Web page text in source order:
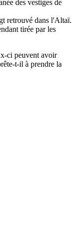
des vestiges de
retrouvé dans l'Altaï.
tirée par les
ci peuvent avoir
t-il à prendre la